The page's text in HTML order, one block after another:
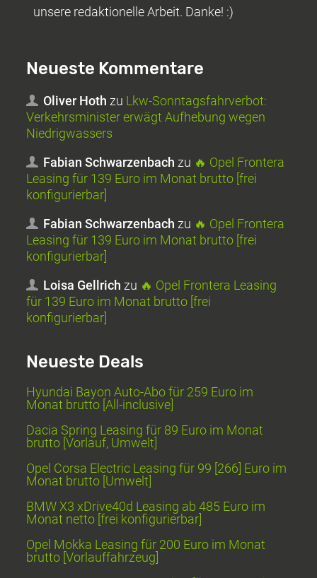
unsere redaktionelle Arbeit. Danke! :)
Neueste Kommentare
Oliver Hoth zu Lkw-Sonntagsfahrverbot:
Verkehrsminister erwägt Aufhebung wegen
Niedrigwassers
Fabian Schwarzenbach zu 🔥 Opel Frontera
Leasing für 139 Euro im Monat brutto [frei
konfigurierbar]
Fabian Schwarzenbach zu 🔥 Opel Frontera
Leasing für 139 Euro im Monat brutto [frei
konfigurierbar]
Loisa Gellrich zu 🔥 Opel Frontera Leasing
für 139 Euro im Monat brutto [frei
konfigurierbar]
Neueste Deals
Hyundai Bayon Auto-Abo für 259 Euro im
Monat brutto [All-inclusive]
Dacia Spring Leasing für 89 Euro im Monat
brutto [Vorlauf, Umwelt]
Opel Corsa Electric Leasing für 99 [266] Euro im
Monat brutto [Umwelt]
BMW X3 xDrive40d Leasing ab 485 Euro im
Monat netto [frei konfigurierbar]
Opel Mokka Leasing für 200 Euro im Monat
brutto [Vorlauffahrzeug]